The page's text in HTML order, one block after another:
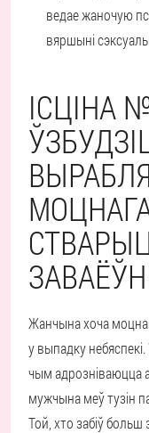
ведае жаночую
вяршыні
ІСЦІНА
Жанчына хоча
у выпадку
чым адрозніваюцца
мужчына меў тузін
Той, хто забіў больш